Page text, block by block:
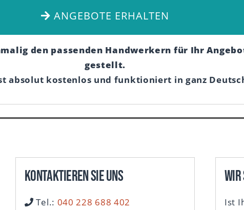
ANGEBOTE ERHALTEN
den passenden Handwerkern für Ihr
gestellt.
absolut kostenlos und funktioniert in ganz
Kontaktieren Sie uns
Tel.: 040 228 688 402
Ist